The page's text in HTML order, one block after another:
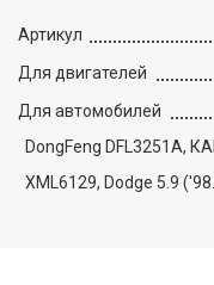
Артикул
Для двигателей
Для автомобилей
DongFeng DFL3251A,
XML6129, Dodge 5.9